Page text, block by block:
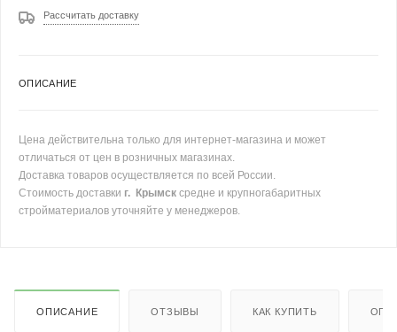
Рассчитать доставку
ОПИСАНИЕ
Цена действительна только для интернет-магазина и может
отличаться от цен в розничных магазинах.
Доставка товаров осуществляется по всей России.
Стоимость доставки г. Крымск средне и крупногабаритных
стройматериалов уточняйте у менеджеров.
ОПИСАНИЕ ОТЗЫВЫ КАК КУПИТЬ